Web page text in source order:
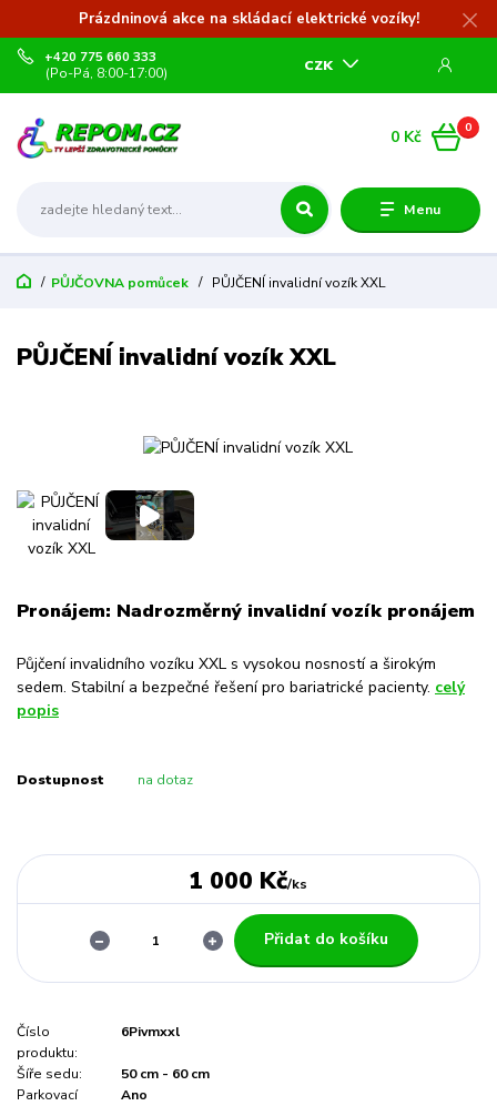
Prázdninová akce na skládací elektrické vozíky!
Menu
CZK
+420 775 660 333
(Po-Pá, 8:00-17:00)
0
0 Kč
PŮJČOVNA pomůcek PŮJČENÍ invalidní vozík XXL
PŮJČENÍ invalidní vozík XXL
Pronájem: Nadrozměrný invalidní vozík pronájem
Půjčení invalidního vozíku XXL s vysokou nosností a širokým
sedem. Stabilní a bezpečné řešení pro bariatrické pacienty. celý
popis
Dostupnost na dotaz
1 000 Kč/ks
Přidat do košíku
Číslo
produktu:
6Pivmxxl
Šíře sedu:
50 cm - 60 cm
Parkovací
Ano